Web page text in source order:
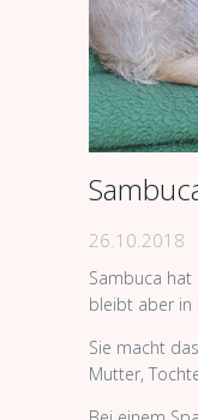
26.10.2018
Sambuca hat
bleibt aber in
Sie macht
Mutter,